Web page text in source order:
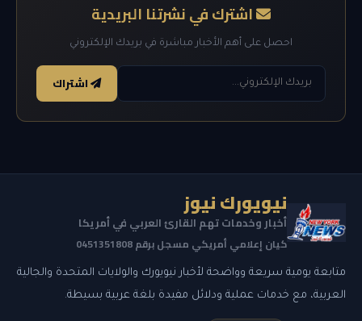
اشترك في نشرتنا البريدية
احصل على أهم الأخبار مباشرة في بريدك الإلكتروني
اشتراك
نيويورك نيوز
أخبار وخدمات تهم القارئ العربي في أمريكا
كيان إعلامي أمريكي مسجل برقم 0451351808
متابعة يومية سريعة وواضحة لأخبار نيويورك والولايات المتحدة والجالية
العربية، مع خدمات عملية ودلائل مفيدة بلغة عربية بسيطة.